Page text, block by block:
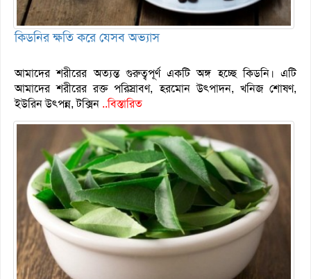
কিডনির ক্ষতি করে যেসব অভ্যাস
আমাদের শরীরের অত্যন্ত গুরুত্বপূর্ণ একটি অঙ্গ হচ্ছে কিডনি। এটি
আমাদের শরীরের রক্ত পরিস্রাবণ, হরমোন উৎপাদন, খনিজ শোষণ,
ইউরিন উৎপন্ন, টক্সিন ..বিস্তারিত